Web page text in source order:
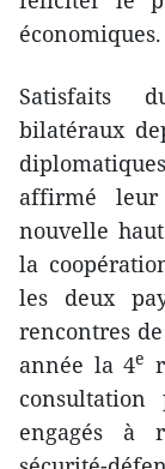
économiques.
Satisfaits
bilatéraux
affirmé
nouvelle
la
les deux
rencontres
année la 4e
engagés à